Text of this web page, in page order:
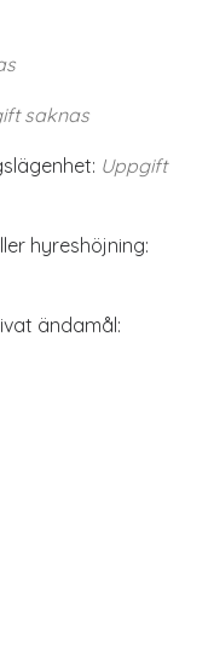
saknas
Uppgift
hyreshöjning:
ändamål: